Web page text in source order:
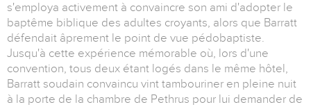
s'employa activement à convaincre son ami d'adopter le
baptême biblique des adultes croyants, alors que Barratt
défendait âprement le point de vue pédobaptiste.
Jusqu'à cette expérience mémorable où, lors d'une
convention, tous deux étant logés dans le même hôtel,
Barratt soudain convaincu vint tambouriner en pleine nuit
à la porte de la chambre de Pethrus pour lui demander de